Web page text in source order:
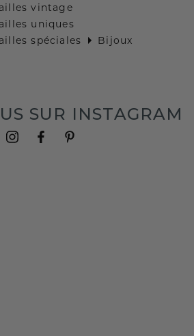
vintage
uniques
spéciales
Bijoux
SUR INSTAGRAM